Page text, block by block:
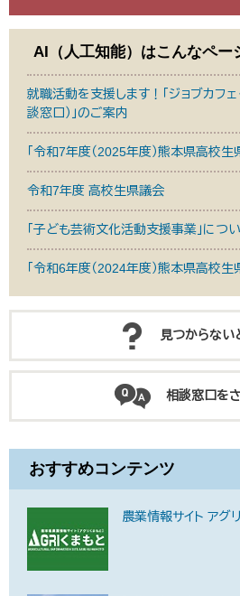
AI（人工知能）はこんなペー
就職活動を支援します！「ジョブカフェ
談窓口）」のご案内
「令和7年度（2025年度）熊本県高校生
令和7年度 高校生県議会
「子ども芸術文化活動支援事業」につ
「令和6年度（2024年度）熊本県高校生
見つからない
相談窓口を
おすすめコンテンツ
農業情報サイト アグ